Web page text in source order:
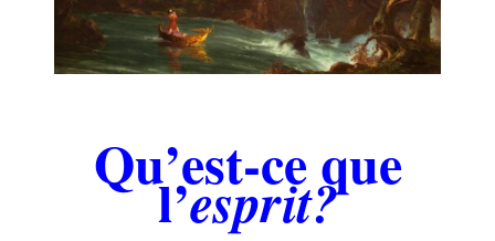
Qu’est-ce que
l’esprit?